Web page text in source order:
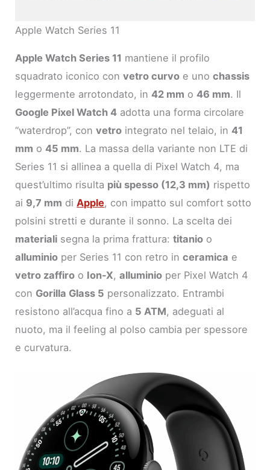
Apple Watch Series 11
Apple Watch Series 11 mantiene il profilo
squadrato iconico convetro curvo e unochassis
leggermente arrotondato, in42 mm o46 mm. Il
Google Pixel Watch 4 adotta una forma circolare
“waterdrop”, convetro integrato nel telaio, in41
mm o45 mm. La massa della variante non LTE di
Series 11 si allinea a quella di Pixel Watch 4, ma
quest’ultimo risulta più spesso (12,3 mm) rispetto
ai 9,7 mm diApple, con impatto sul comfort sotto
polsini stretti e durante il sonno. La scelta dei
materiali segna la prima frattura:titanio o
alluminio per Series 11 con retro inceramica e
vetro zaffiro o Ion-X,alluminio per Pixel Watch 4
con Gorilla Glass 5 personalizzato. Entrambi
resistono all’acqua fino a 5 ATM, adeguati al
nuoto, ma il feeling al polso cambia per spessore
e curvatura.